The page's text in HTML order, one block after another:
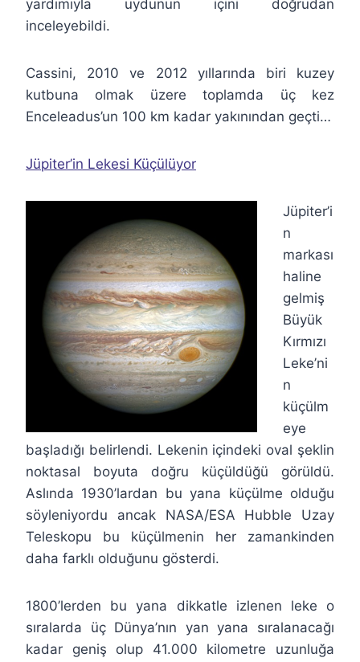
yardımıyla uydunun içini doğrudan
inceleyebildi.
Cassini, 2010 ve 2012 yıllarında biri kuzey
kutbuna olmak üzere toplamda üç kez
Enceleadus’un 100 km kadar yakınından geçti…
Jüpiter’in Lekesi Küçülüyor
Jüpiter’i
n
markası
haline
gelmiş
Büyük
Kırmızı
Leke’ni
n
küçülm
eye
başladığı belirlendi. Lekenin içindeki oval şeklin
noktasal boyuta doğru küçüldüğü görüldü.
Aslında 1930’lardan bu yana küçülme olduğu
söyleniyordu ancak NASA/ESA Hubble Uzay
Teleskopu bu küçülmenin her zamankinden
daha farklı olduğunu gösterdi.
1800’lerden bu yana dikkatle izlenen leke o
sıralarda üç Dünya’nın yan yana sıralanacağı
kadar geniş olup 41.000 kilometre uzunluğa